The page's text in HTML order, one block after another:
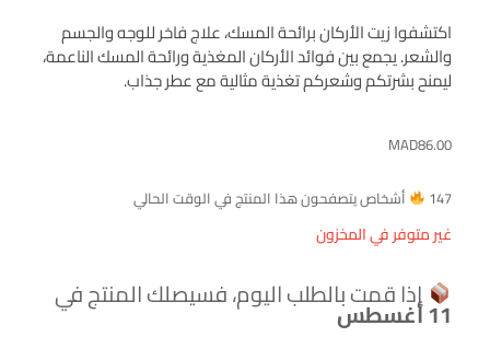
اكتشفوا زيت الأركان برائحة المسك، علاج فاخر للوجه والجسم
والشعر. يجمع بين فوائد الأركان المغذية ورائحة المسك الناعمة،
ليمنح بشرتكم وشعركم تغذية مثالية مع عطر جذاب.
MAD86.00
147 أشخاص يتصفحون هذا المنتج في الوقت الحالي
غير متوفر في المخزون
إذا قمت بالطلب اليوم، فسيصلك المنتج في
11 أغسطس